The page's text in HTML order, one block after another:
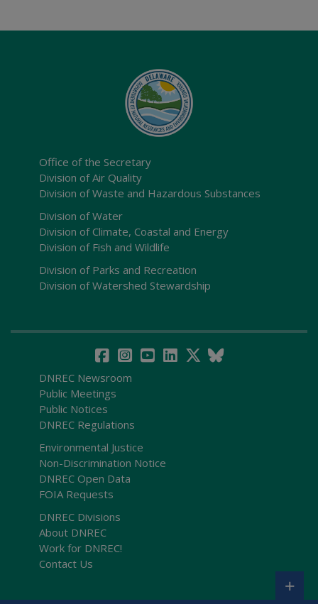
Office of the Secretary
Division of Air Quality
Division of Waste and Hazardous Substances
Division of Water
Division of Climate, Coastal and Energy
Division of Fish and Wildlife
Division of Parks and Recreation
Division of Watershed Stewardship
DNREC Newsroom
Public Meetings
Public Notices
DNREC Regulations
Environmental Justice
Non-Discrimination Notice
DNREC Open Data
FOIA Requests
DNREC Divisions
About DNREC
Work for DNREC!
Contact Us
+